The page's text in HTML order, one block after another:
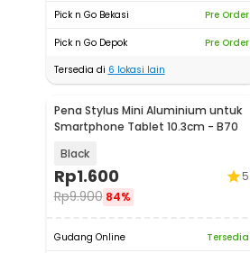
Pick n Go Bekasi
Pre Order
Pick n Go Depok
Pre Order
Tersedia di 6 lokasi lain
Pena Stylus Mini Aluminium untuk
Smartphone Tablet 10.3cm - B70
Black
Rp1.600
Rp9.900 84%
5
Gudang Online
Tersedia